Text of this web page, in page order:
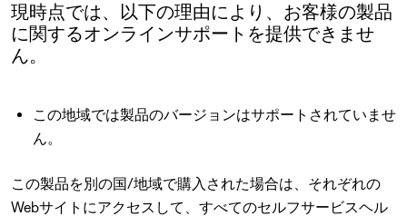
現時点では、以下の理由により、お客様の製品
に関するオンラインサポートを提供できませ
ん。
この地域では製品のバージョンはサポートされていませ
ん。
この製品を別の国/地域で購入された場合は、それぞれの
Webサイトにアクセスして、すべてのセルフサービスヘル